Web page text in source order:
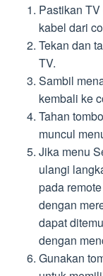
Pastikan
kabel dari
Tekan dan
TV.
Sambil
kembali ke
Tahan
muncul
Jika menu
ulangi
pada
dengan
dapat
dengan
Gunakan